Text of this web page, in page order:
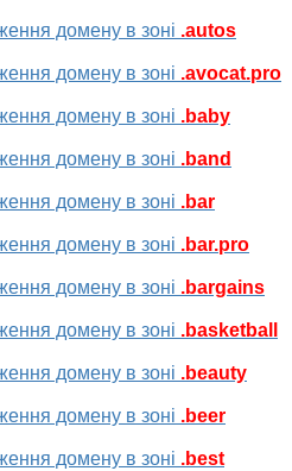
домену в зоні .autos
домену в зоні .avocat.pro
домену в зоні .baby
домену в зоні .band
домену в зоні .bar
домену в зоні .bar.pro
домену в зоні .bargains
домену в зоні .basketball
домену в зоні .beauty
домену в зоні .beer
домену в зоні .best